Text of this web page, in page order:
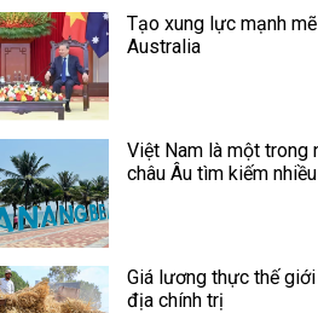
Tạo xung lực mạnh
Australia
Việt Nam là một trong
châu Âu tìm kiếm
Giá lương thực thế
địa chính trị